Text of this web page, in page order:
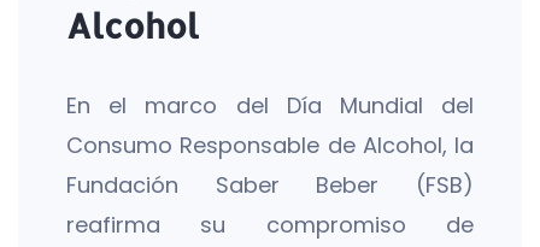
Alcohol
En el marco del Día Mundial del
Consumo Responsable de Alcohol, la
Fundación Saber Beber (FSB)
reafirma su compromiso de